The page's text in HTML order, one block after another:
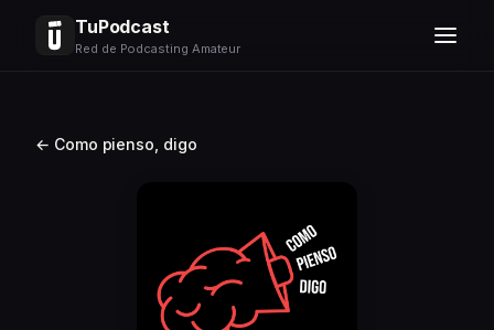
TuPodcast
Red de Podcasting Amateur
← Como pienso, digo